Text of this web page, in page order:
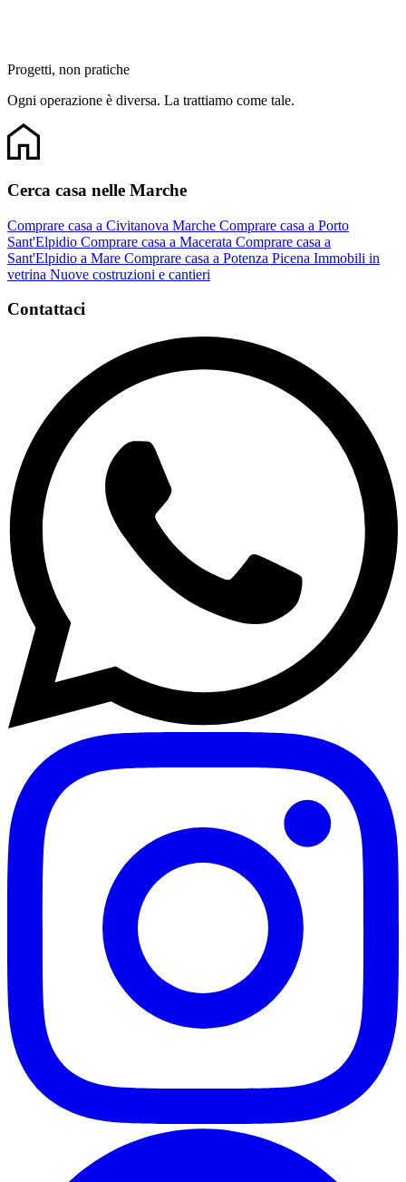
Progetti, non pratiche
Ogni operazione è diversa. La trattiamo come tale.
Cerca casa nelle Marche
Comprare casa a Civitanova Marche Comprare casa a Porto
Sant'Elpidio Comprare casa a Macerata Comprare casa a
Sant'Elpidio a Mare Comprare casa a Potenza Picena Immobili in
vetrina Nuove costruzioni e cantieri
Contattaci